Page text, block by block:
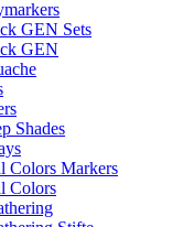
GEN Sets
GEN
Shades
Colors Markers
Colors